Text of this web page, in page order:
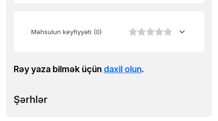
Məhsulun keyfiyyəti (0)
Rəy yaza bilmək üçün daxil olun.
Şərhlər